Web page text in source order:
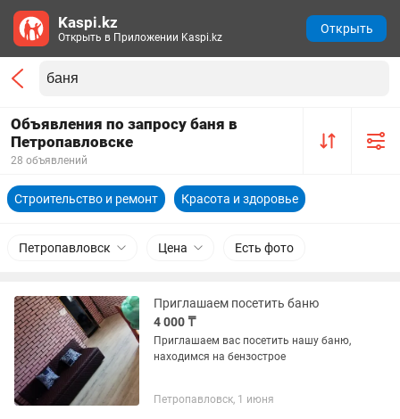
Объявления по запросу баня в
Петропавловске
28 объявлений
Строительство и ремонт Красота и здоровье
Петропавловск Цена Есть фото
Приглашаем посетить баню
4 000 ₸
Приглашаем вас посетить нашу баню,
находимся на бензострое
Петропавловск, 1 июня
Kaspi.kz
Открыть в Приложении Kaspi.kz
Открыть